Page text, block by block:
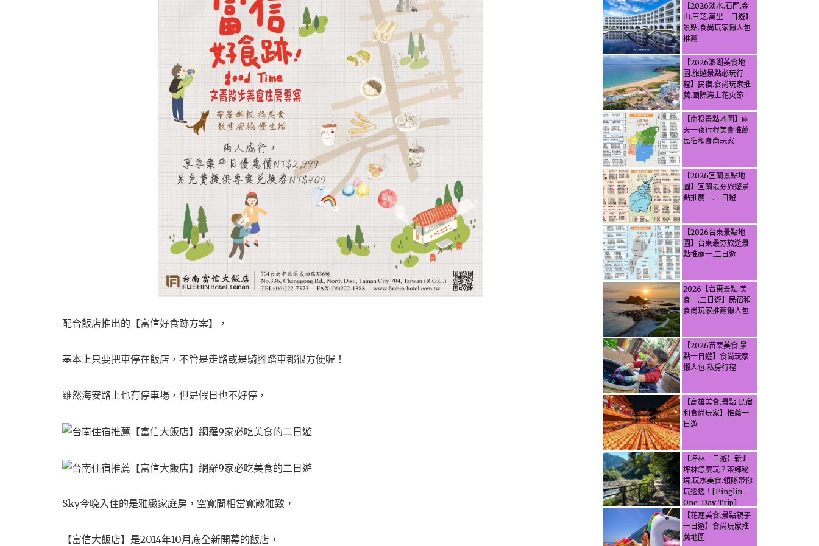
配合飯店推出的【富信好食跡方案】，
基本上只要把車停在飯店，不管是走路或是騎腳踏車都很方便喔！
雖然海安路上也有停車場，但是假日也不好停，
Sky今晚入住的是雅緻家庭房， 空寬間相當寬敞雅致，
【富信大飯店】是2014年10月底全新開幕的飯店，
【2026淡水.石門.金
山.三芝.萬里一日遊】
景點.食尚玩家懶人包
推薦
【2026澎湖美食地
圖.旅遊景點必玩行
程】民宿.食尚玩家推
薦.國際海上花火節
【南投景點地圖】兩
天一夜行程美食推薦.
民宿和食尚玩家
【2026宜蘭景點地
圖】宜蘭最夯旅遊景
點推薦一.二日遊
【2026台東景點地
圖】台東最夯旅遊景
點推薦一.二日遊
2026【台東景點.美
食一.二日遊】民宿和
食尚玩家推薦懶人包
【2026苗栗美食.景
點一日遊】食尚玩家
懶人包.私房行程
【高雄美食.景點.民宿
和食尚玩家】推薦一
日遊
【坪林一日遊】新北
坪林怎麼玩？茶鄉秘
境.玩水美食.領隊帶你
玩透透！[Pinglin
One-Day Trip]
How to explore
Pinglin, New
Taipei? Tea Village
【花蓮美食.景點親子
一日遊】食尚玩家推
薦地圖